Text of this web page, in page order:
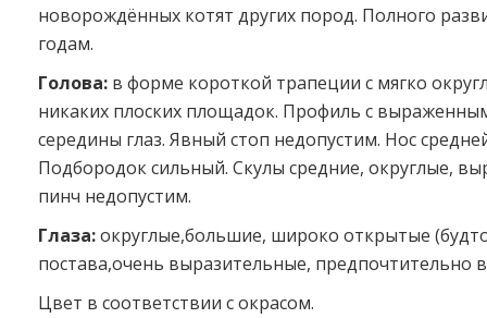
новорождённых котят других пород. Полного
годам.
Голова: в форме короткой трапеции с мягко
никаких плоских площадок. Профиль с
середины глаз. Явный стоп недопустим. Нос
Подбородок сильный. Скулы средние, округлые,
пинч недопустим.
Глаза:округлые,большие, широко открытые
постава,очень выразительные, предпочтительно
Цвет в соответствии с окрасом.